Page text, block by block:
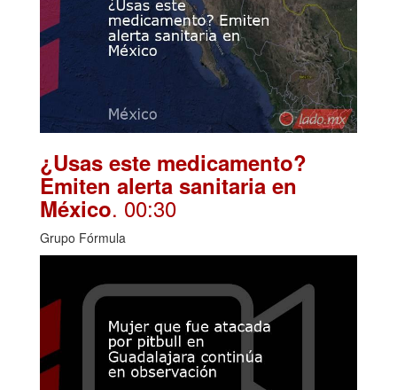
¿Usas este medicamento?
Emiten alerta sanitaria en
México. 00:30
Grupo Fórmula